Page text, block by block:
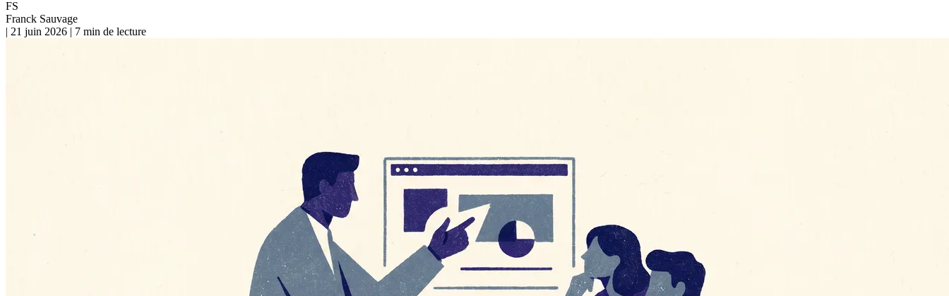
FS
Franck Sauvage
| 21 juin 2026 | 7 min de lecture